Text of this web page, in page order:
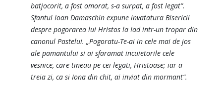
batjocorit, a fost omorat, s-a surpat, a fost legat”.
Sfantul Ioan Damaschin expune invatatura Bisericii
despre pogorarea lui Hristos la Iad intr-un tropar din
canonul Pastelui. „Pogoratu-Te-ai in cele mai de jos
ale pamantului si ai sfaramat incuietorile cele
vesnice, care tineau pe cei legati, Hristoase; iar a
treia zi, ca si Iona din chit, ai inviat din mormant“.